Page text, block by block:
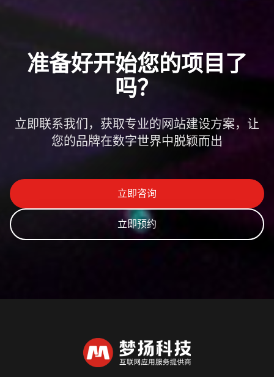
准备好开始您的项目了
吗？
立即联系我们，获取专业的网站建设方案，让
您的品牌在数字世界中脱颖而出
立即咨询
立即预约